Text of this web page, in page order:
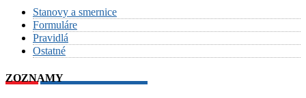
Stanovy a smernice
Formuláre
Pravidlá
Ostatné
ZOZNAMY